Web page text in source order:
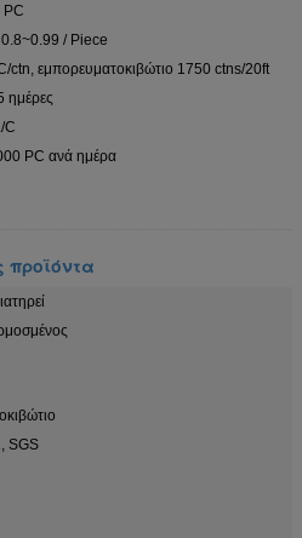
PC
/ Piece
ctn, εμπορευματοκιβώτιο 1750 ctns/20ft
ημέρες
C
PC ανά ημέρα
προϊόντα
SGS